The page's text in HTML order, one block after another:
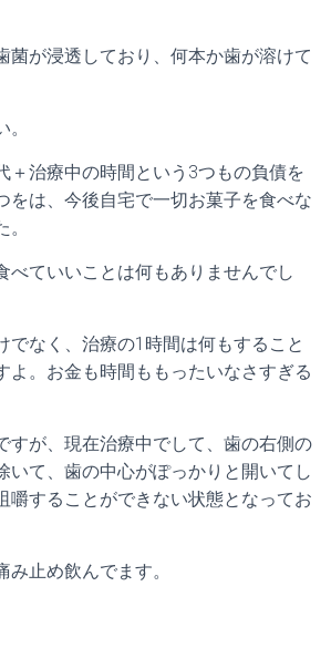
菌が浸透しており、何本か歯が溶けて
＋治療中の時間という3つもの負債を
をは、今後自宅で一切お菓子を食べな
べていいことは何もありませんでし
でなく、治療の1時間は何もすること
よ。お金も時間ももったいなさすぎる
すが、現在治療中でして、歯の右側の
いて、歯の中心がぽっかりと開いてし
嚼することができない状態となってお
止め飲んでます。